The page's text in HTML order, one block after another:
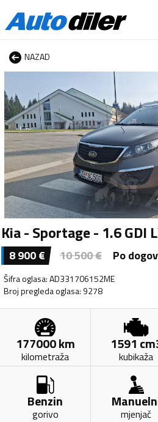
NAZAD
Kia - Sportage - 1.6 GDI
8 900€ 10 500€ Po
Šifra oglasa:AD331706152ME
Broj pregleda oglasa: 9278
177000km
kilometraža
1591
kubikaža
Benzin
gorivo mjenjač